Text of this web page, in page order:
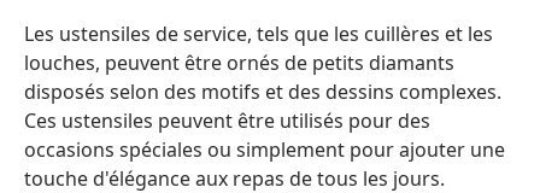
Les ustensiles de service, tels que les cuillères et les
louches, peuvent être ornés de petits diamants
disposés selon des motifs et des dessins complexes.
Ces ustensiles peuvent être utilisés pour des
occasions spéciales ou simplement pour ajouter une
touche d'élégance aux repas de tous les jours.